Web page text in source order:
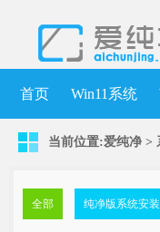
首页 Win11系统
当前位置:爱纯净 >
全部 纯净版系统安